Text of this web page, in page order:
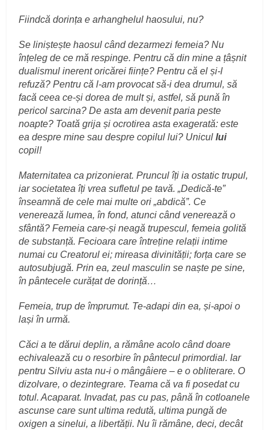
Fiindcă dorința e arhanghelul haosului, nu?
Se liniștește haosul când dezarmezi femeia? Nu
înțeleg de ce mă respinge. Pentru că din mine a țâșnit
dualismul inerent oricărei ființe? Pentru că el și-l
refuză? Pentru că l-am provocat să-i dea drumul, să
facă ceea ce-și dorea de mult și, astfel, să pună în
pericol sarcina? De asta am devenit paria peste
noapte? Toată grija și ocrotirea asta exagerată: este
ea despre mine sau despre copilul lui? Unicullui
copil!
Maternitatea ca prizonierat. Pruncul îți ia ostatic trupul,
iar societatea îți vrea sufletul pe tavă. „Dedică-te”
înseamnă de cele mai multe ori „abdică”. Ce
venerează lumea, în fond, atunci când venerează o
sfântă? Femeia care-și neagă trupescul, femeia golită
de substanță. Fecioara care întreține relații intime
numai cu Creatorul ei; mireasa divinității; forța care se
autosubjugă. Prin ea, zeul masculin se naște pe sine,
în pântecele curățat de dorință…
Femeia, trup de împrumut. Te-adapi din ea, și-apoi o
lași în urmă.
Căci a te dărui deplin, a rămâne acolo când doare
echivalează cu o resorbire în pântecul primordial. Iar
pentru Silviu asta nu-i o mângâiere – e o obliterare. O
dizolvare, o dezintegrare. Teama că va fi posedat cu
totul. Acaparat. Invadat, pas cu pas, până în cotloanele
ascunse care sunt ultima redută, ultima pungă de
oxigen a sinelui, a libertății. Nu îi rămâne, deci, decât